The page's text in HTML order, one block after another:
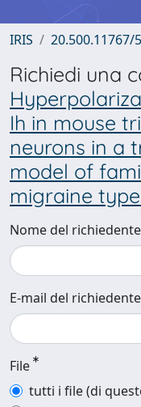
IRIS 20.500.11767/
Richiedi una
Ih in mouse
neurons in a
model of
migraine
Nome del richiedente
E-mail del richiedente
File
tutti i file (di